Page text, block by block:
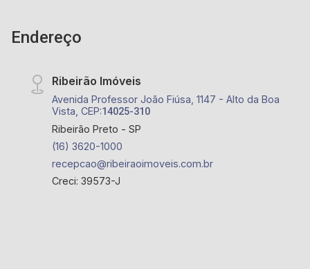
Endereço
Ribeirão Imóveis
Avenida Professor João Fiúsa, 1147 - Alto da Boa
Vista, CEP:14025-310
Ribeirão Preto - SP
(16) 3620-1000
recepcao@ribeiraoimoveis.com.br
Creci: 39573-J